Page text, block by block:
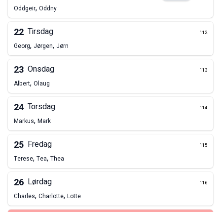
Oddgeir, Oddny
22 Tirsdag 112
Georg, Jørgen, Jørn
23 Onsdag 113
Albert, Olaug
24 Torsdag 114
Markus, Mark
25 Fredag 115
Terese, Tea, Thea
26 Lørdag 116
Charles, Charlotte, Lotte